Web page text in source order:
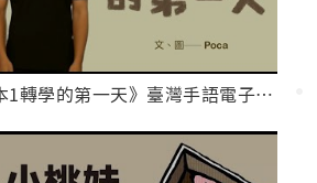
《小河童成長繪本1轉學的第一天》臺灣手語電子繪本